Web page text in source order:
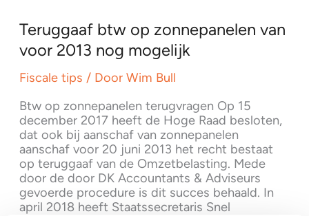
Teruggaaf btw op zonnepanelen van
voor 2013 nog mogelijk
Fiscale tips / DoorWim Bull
Btw op zonnepanelen terugvragen Op 15
december 2017 heeft de Hoge Raad besloten,
dat ook bij aanschaf van zonnepanelen
aanschaf voor 20 juni 2013 het recht bestaat
op teruggaaf van de Omzetbelasting. Mede
door de door DK Accountants & Adviseurs
gevoerde procedure is dit succes behaald. In
april 2018 heeft Staatssecretaris Snel